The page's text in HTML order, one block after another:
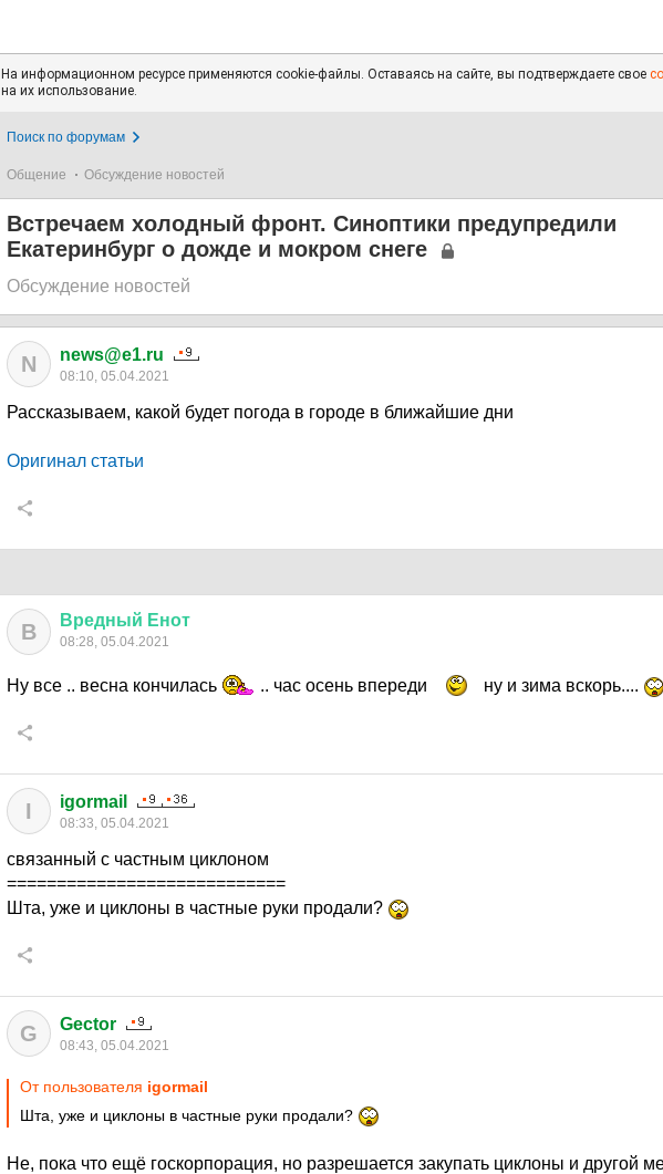
На информационном ресурсе применяются cookie-файлы. Оставаясь на сайте, вы подтверждаете свое
на их использование.
Поиск по форумам
Общение Обсуждение новостей
Встречаем холодный фронт. Синоптики предупредили
Екатеринбург о дожде и мокром снеге
Обсуждение новостей
N news@e1.ru
08:10, 05.04.2021
Рассказываем, какой будет погода в городе в ближайшие дни
Оригинал статьи
В Вредный Енот
08:28, 05.04.2021
Ну все .. весна кончилась .. час осень впереди ну и зима вскорь....
I igormail
08:33, 05.04.2021
связанный с частным циклоном
============================
Шта, уже и циклоны в частные руки продали?
G Gector
08:43, 05.04.2021
От пользователя igormail
Шта, уже и циклоны в частные руки продали?
Не, пока что ещё госкорпорация, но разрешается закупать циклоны и другой